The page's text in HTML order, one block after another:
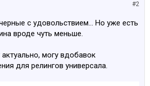
#2
с удовольствием... Но уже есть
вроде чуть меньше.
могу вдобавок
для релингов универсала.